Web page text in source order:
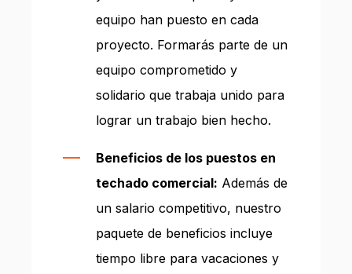
equipo han puesto en cada
proyecto. Formarás parte de un
equipo comprometido y
solidario que trabaja unido para
lograr un trabajo bien hecho.
Beneficios de los puestos en
techado comercial: Además de
un salario competitivo, nuestro
paquete de beneficios incluye
tiempo libre para vacaciones y